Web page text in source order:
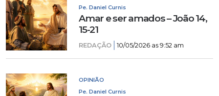
Pe. Daniel Curnis
Amar e ser amados – João 14,
15-21
REDAÇÃO 10/05/2026 as 9:52 am
OPINIÃO
Pe. Daniel Curnis